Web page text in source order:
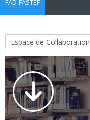
FAD-FASTEF
Catégories de cours